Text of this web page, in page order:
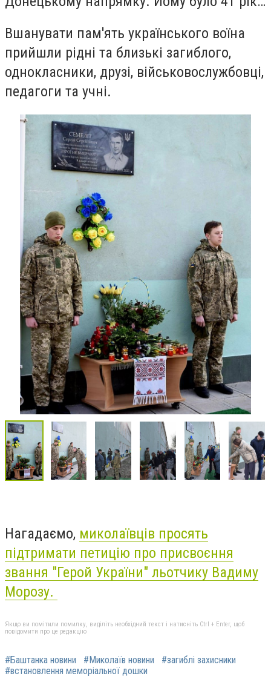
Вшанувати пам'ять українського воїна
прийшли рідні та близькі загиблого,
однокласники, друзі, військовослужбовці,
педагоги та учні.
Нагадаємо, миколаївців просять
підтримати петицію про присвоєння
звання "Герой України" льотчику Вадиму
Морозу.
Якщо ви помітили помилку, виділіть необхідний текст і натисніть Ctrl + Enter, щоб
повідомити про це редакцію
#Баштанка новини #Миколаїв новини
#загиблі захисники
#встановлення меморіальної дошки